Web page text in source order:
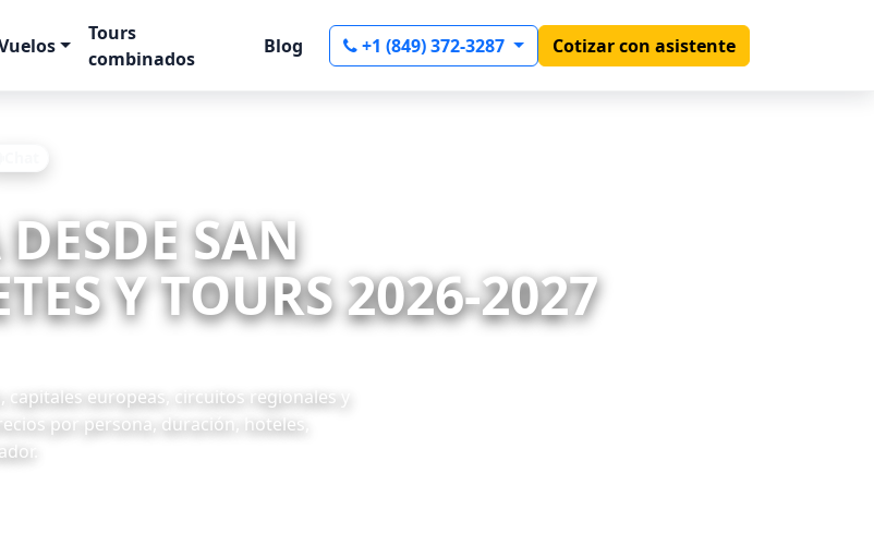
Tours
combinados
Blog +1 (849) 372-3287 Cotizar con asistente
SAN
Y TOURS 2026-2027
capitales europeas, circuitos regionales y
por persona, duración, hoteles,